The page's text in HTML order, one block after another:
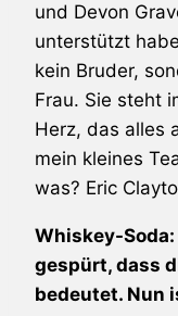
und Devon
unterstützt
kein Bruder,
Frau. Sie steht
Herz, das alles
mein kleines
was? Eric
Whiskey-
gespürt, dass
bedeutet. Nun